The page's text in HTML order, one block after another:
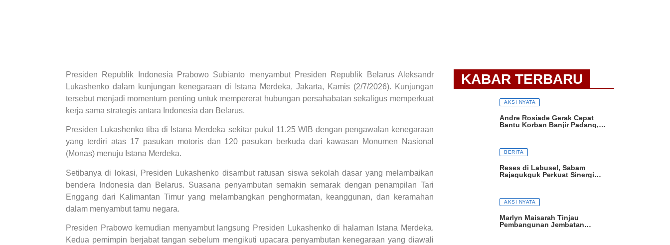
Presiden Republik Indonesia Prabowo Subianto menyambut Presiden Republik Belarus Aleksandr
Lukashenko dalam kunjungan kenegaraan di Istana Merdeka, Jakarta, Kamis (2/7/2026). Kunjungan
tersebut menjadi momentum penting untuk mempererat hubungan persahabatan sekaligus memperkuat
kerja sama strategis antara Indonesia dan Belarus.
Presiden Lukashenko tiba di Istana Merdeka sekitar pukul 11.25 WIB dengan pengawalan kenegaraan
yang terdiri atas 17 pasukan motoris dan 120 pasukan berkuda dari kawasan Monumen Nasional
(Monas) menuju Istana Merdeka.
Setibanya di lokasi, Presiden Lukashenko disambut ratusan siswa sekolah dasar yang melambaikan
bendera Indonesia dan Belarus. Suasana penyambutan semakin semarak dengan penampilan Tari
Enggang dari Kalimantan Timur yang melambangkan penghormatan, keanggunan, dan keramahan
dalam menyambut tamu negara.
Presiden Prabowo kemudian menyambut langsung Presiden Lukashenko di halaman Istana Merdeka.
Kedua pemimpin berjabat tangan sebelum mengikuti upacara penyambutan kenegaraan yang diawali
KABAR TERBARU
AKSI NYATA
Andre Rosiade Gerak Cepat
Bantu Korban Banjir Padang,
BERITA
Reses di Labusel, Sabam
Rajagukguk Perkuat Sinergi
AKSI NYATA
Marlyn Maisarah Tinjau
Pembangunan Jembatan